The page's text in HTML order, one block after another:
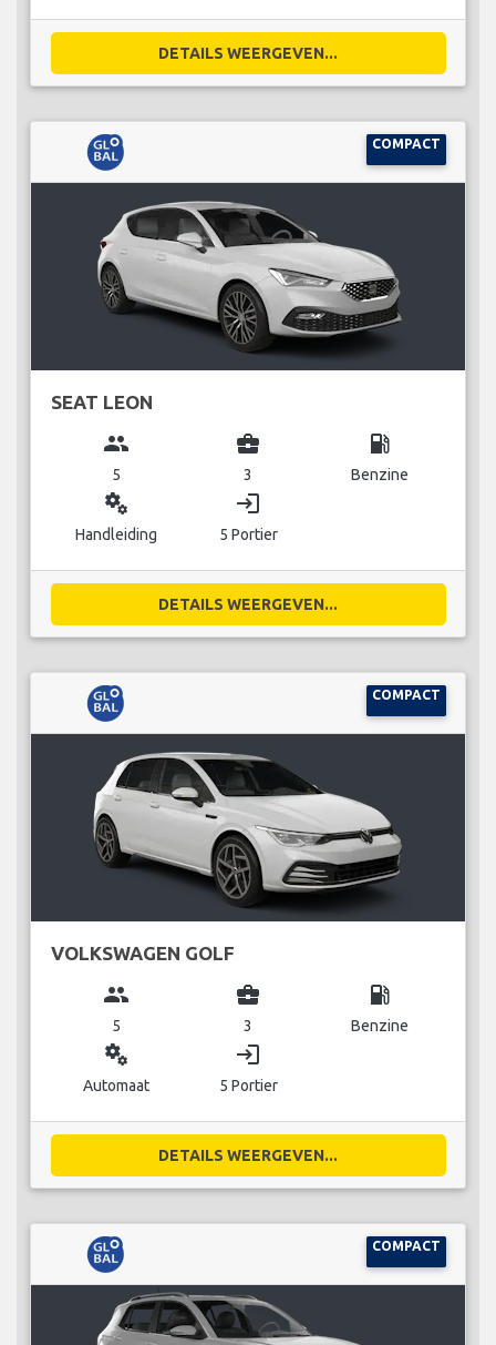
DETAILS WEERGEVEN...
COMPACT
SEAT LEON
group
5
business_center
3
local_gas_station
Benzine
miscellaneous_services
Handleiding
login
5 Portier
DETAILS WEERGEVEN...
COMPACT
VOLKSWAGEN GOLF
group
5
business_center
3
local_gas_station
Benzine
miscellaneous_services
Automaat
login
5 Portier
DETAILS WEERGEVEN...
COMPACT